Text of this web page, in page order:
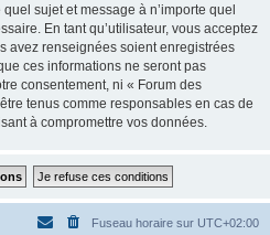
sujet et message à n’importe quel
En tant qu’utilisateur, vous acceptez
avez renseignées soient enregistrées
ces informations ne seront pas
consentement, ni « Forum des
tenus comme responsables en cas de
à compromettre vos données.
Fuseau horaire sur UTC+02:00